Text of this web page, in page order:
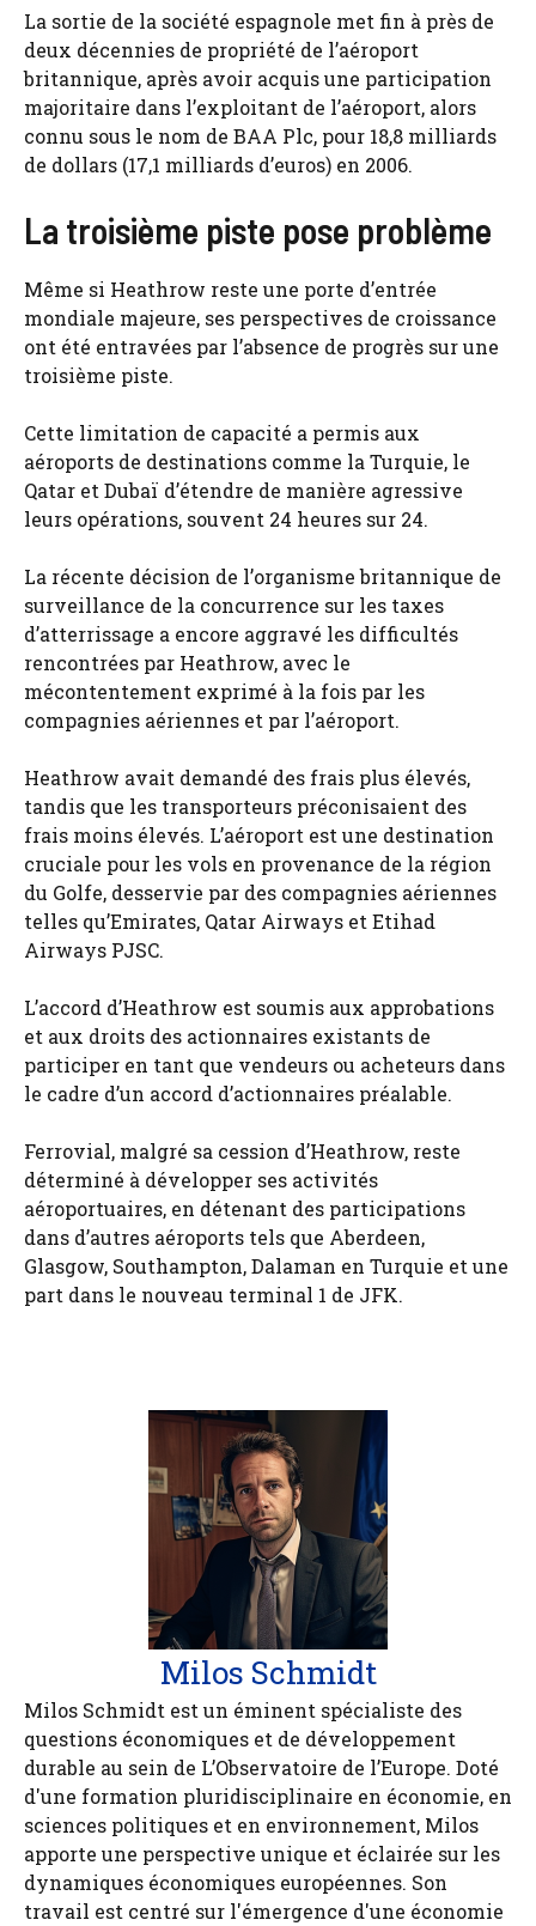
La sortie de la société espagnole met fin à près de
deux décennies de propriété de l’aéroport
britannique, après avoir acquis une participation
majoritaire dans l’exploitant de l’aéroport, alors
connu sous le nom de BAA Plc, pour 18,8 milliards
de dollars (17,1 milliards d’euros) en 2006.
La troisième piste pose problème
Même si Heathrow reste une porte d’entrée
mondiale majeure, ses perspectives de croissance
ont été entravées par l’absence de progrès sur une
troisième piste.
Cette limitation de capacité a permis aux
aéroports de destinations comme la Turquie, le
Qatar et Dubaï d’étendre de manière agressive
leurs opérations, souvent 24 heures sur 24.
La récente décision de l’organisme britannique de
surveillance de la concurrence sur les taxes
d’atterrissage a encore aggravé les difficultés
rencontrées par Heathrow, avec le
mécontentement exprimé à la fois par les
compagnies aériennes et par l’aéroport.
Heathrow avait demandé des frais plus élevés,
tandis que les transporteurs préconisaient des
frais moins élevés. L’aéroport est une destination
cruciale pour les vols en provenance de la région
du Golfe, desservie par des compagnies aériennes
telles qu’Emirates, Qatar Airways et Etihad
Airways PJSC.
L’accord d’Heathrow est soumis aux approbations
et aux droits des actionnaires existants de
participer en tant que vendeurs ou acheteurs dans
le cadre d’un accord d’actionnaires préalable.
Ferrovial, malgré sa cession d’Heathrow, reste
déterminé à développer ses activités
aéroportuaires, en détenant des participations
dans d’autres aéroports tels que Aberdeen,
Glasgow, Southampton, Dalaman en Turquie et une
part dans le nouveau terminal 1 de JFK.
Milos Schmidt
Milos Schmidt est un éminent spécialiste des
questions économiques et de développement
durable au sein de L’Observatoire de l’Europe. Doté
d'une formation pluridisciplinaire en économie, en
sciences politiques et en environnement, Milos
apporte une perspective unique et éclairée sur les
dynamiques économiques européennes. Son
travail est centré sur l'émergence d'une économie